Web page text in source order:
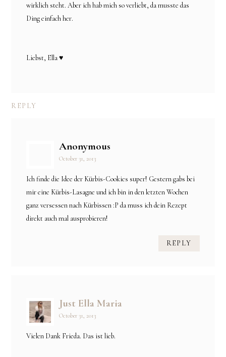
wirklich steht. Aber ich hab mich so verliebt, da musste das
Ding einfach her.
Liebst, Ella ♥
REPLY
Anonymous
October 31, 2013
Ich finde die Idee der Kürbis-Cookies super! Gestern gabs bei
mir eine Kürbis-Lasagne und ich bin in den letzten Wochen
ganz versessen nach Kürbissen :P da muss ich dein Rezept
direkt auch mal ausprobieren!
REPLY
Just Ella Maria
October 31, 2013
Vielen Dank Frieda. Das ist lieb.